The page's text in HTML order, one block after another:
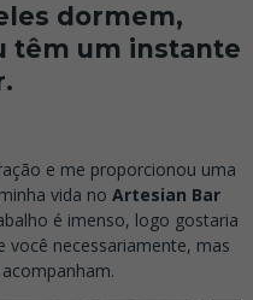
dormem,
têm um instante
e me proporcionou uma
vida no Artesian Bar
é imenso, logo gostaria
você necessariamente, mas